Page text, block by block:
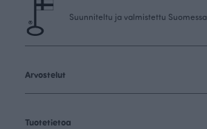
Suunniteltu ja valmistettu Suomessa.
Arvostelut
Tuotetietoa